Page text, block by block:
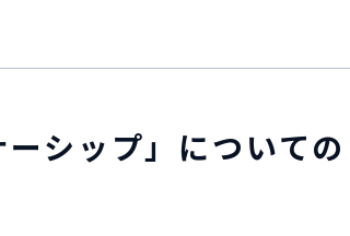
シップ」についての